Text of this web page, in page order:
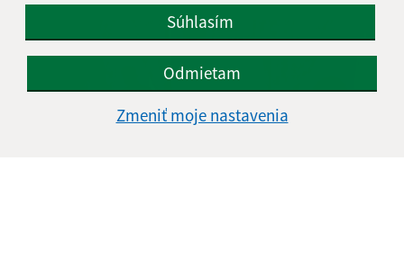
Súhlasím
Odmietam
Zmeniť moje nastavenia